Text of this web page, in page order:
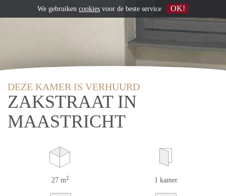
DEZE KAMER IS VERHUURD
ZAKSTRAAT IN
MAASTRICHT
27 m2 1 kamer
We gebruiken cookies voor de beste service OK!